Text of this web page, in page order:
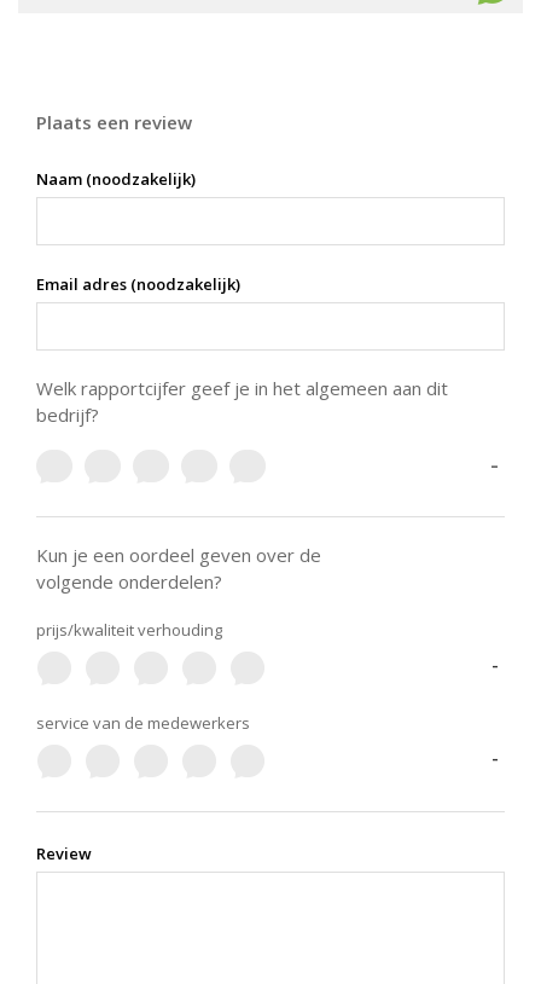
Plaats een review
Naam (noodzakelijk)
Email adres (noodzakelijk)
Welk rapportcijfer geef je in het algemeen aan dit
bedrijf?
-
Kun je een oordeel geven over de
volgende onderdelen?
prijs/kwaliteit verhouding
-
service van de medewerkers
-
Review